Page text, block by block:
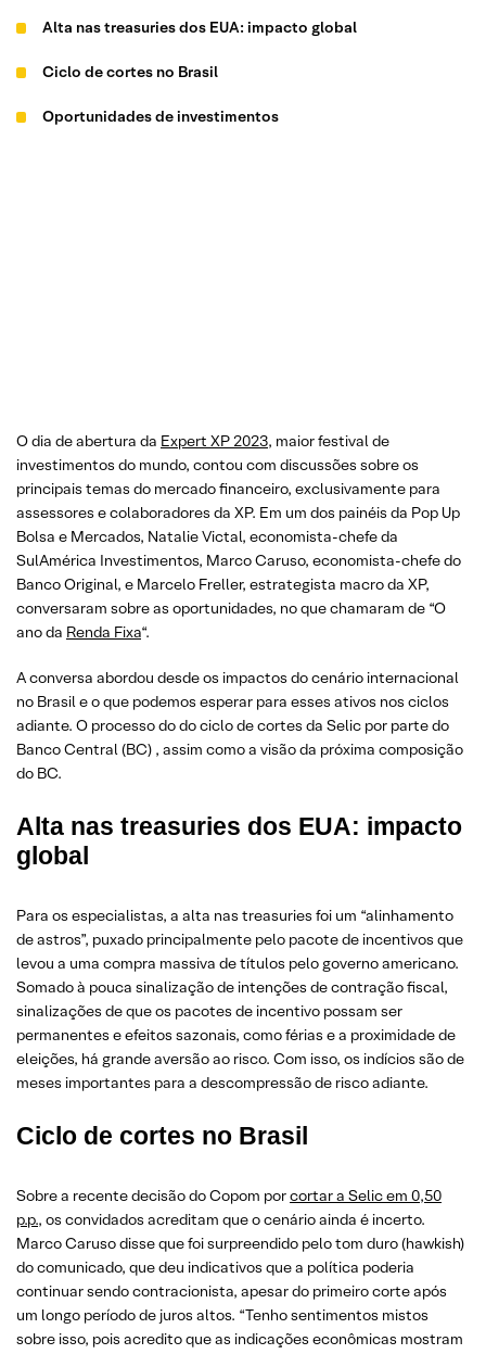
Alta nas treasuries dos EUA: impacto global
Ciclo de cortes no Brasil
Oportunidades de investimentos
O dia de abertura da Expert XP 2023, maior festival de
investimentos do mundo, contou com discussões sobre os
principais temas do mercado financeiro, exclusivamente para
assessores e colaboradores da XP. Em um dos painéis da Pop Up
Bolsa e Mercados, Natalie Victal, economista-chefe da
SulAmérica Investimentos, Marco Caruso, economista-chefe do
Banco Original, e Marcelo Freller, estrategista macro da XP,
conversaram sobre as oportunidades, no que chamaram de “O
ano da Renda Fixa“.
A conversa abordou desde os impactos do cenário internacional
no Brasil e o que podemos esperar para esses ativos nos ciclos
adiante. O processo do do ciclo de cortes da Selic por parte do
Banco Central (BC) , assim como a visão da próxima composição
do BC.
Alta nas treasuries dos EUA: impacto
global
Para os especialistas, a alta nas treasuries foi um “alinhamento
de astros”, puxado principalmente pelo pacote de incentivos que
levou a uma compra massiva de títulos pelo governo americano.
Somado à pouca sinalização de intenções de contração fiscal,
sinalizações de que os pacotes de incentivo possam ser
permanentes e efeitos sazonais, como férias e a proximidade de
eleições, há grande aversão ao risco. Com isso, os indícios são de
meses importantes para a descompressão de risco adiante.
Ciclo de cortes no Brasil
Sobre a recente decisão do Copom porcortar a Selic em 0,50
p.p., os convidados acreditam que o cenário ainda é incerto.
Marco Caruso disse que foi surpreendido pelo tom duro (hawkish)
do comunicado, que deu indicativos que a política poderia
continuar sendo contracionista, apesar do primeiro corte após
um longo período de juros altos. “Tenho sentimentos mistos
sobre isso, pois acredito que as indicações econômicas mostram